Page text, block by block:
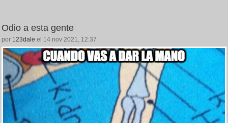
Odio a esta gente
por 123dale el 14 nov 2021, 12:37